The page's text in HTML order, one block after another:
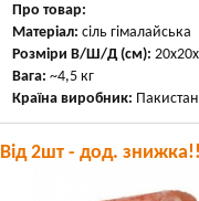
Про товар:
Матеріал: сіль гімалайська
Розміри В/Ш/Д (см):
Вага: ~4,5 кг
Країна виробник: Пакистан
Від 2шт - дод.